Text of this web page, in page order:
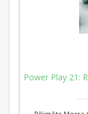
Power Play 21: